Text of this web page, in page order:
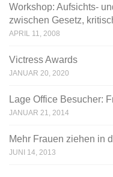
Workshop: Aufsichts-
zwischen Gesetz,
APRIL 11, 2008
Victress Awards
JANUAR 20, 2020
Lage Office Besucher:
JANUAR 21, 2014
Mehr Frauen ziehen in
JUNI 14, 2013